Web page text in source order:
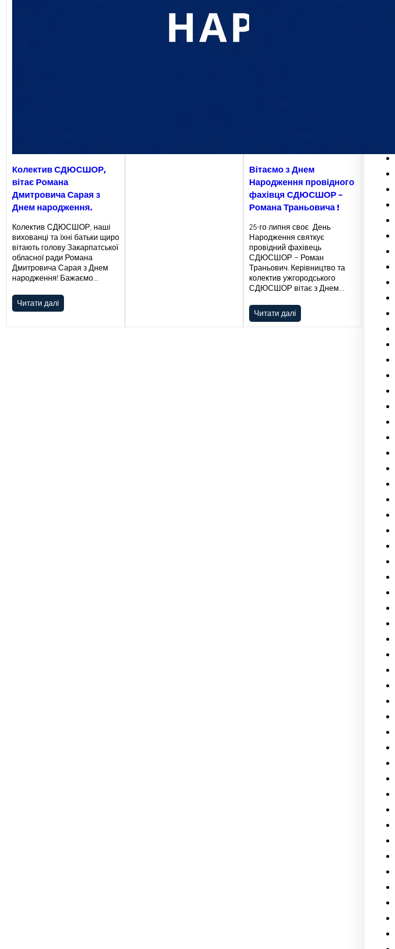
Колектив СДЮСШОР,
вітає Романа
Дмитровича Сарая з
Днем народження.
Колектив СДЮСШОР, наші
вихованці та їхні батьки щиро
вітають голову Закарпатської
обласної ради Романа
Дмитровича Сарая з Днем
народження! Бажаємо…
Читати далі
Вітаємо з Днем
Народження провідного
фахівця СДЮСШОР –
Романа Траньовича !
25-го липня своє День
Народження святкує
провідний фахівець
СДЮСШОР – Роман
Траньович. Керівництво та
колектив ужгородського
СДЮСШОР вітає з Днем…
Читати далі